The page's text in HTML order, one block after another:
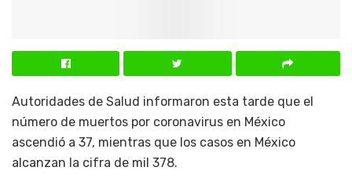
Autoridades de Salud informaron esta tarde que el
número de muertos por coronavirus en México
ascendió a 37, mientras que los casos en México
alcanzan la cifra de mil 378.